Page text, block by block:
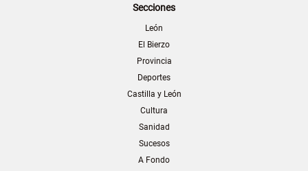
Secciones
León
El Bierzo
Provincia
Deportes
Castilla y León
Cultura
Sanidad
Sucesos
A Fondo